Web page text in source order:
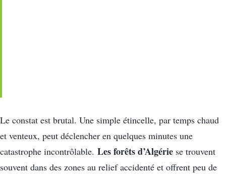
Le constat est brutal. Une simple étincelle, par temps chaud
et venteux, peut déclencher en quelques minutes une
catastrophe incontrôlable. Les forêts d’Algérie se trouvent
souvent dans des zones au relief accidenté et offrent peu de